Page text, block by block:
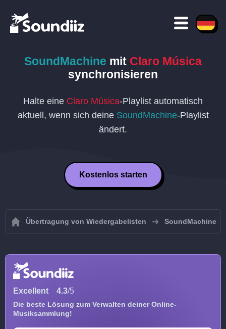
SoundMachine mit Claro Música
synchronisieren
Halte eine Claro Música-Playlist automatisch
aktuell, wenn sich deine SoundMachine-Playlist
ändert.
Kostenlos starten
Übertragung von Wiedergabelisten SoundMachine
Excellent 4.3/5
Die beste Lösung zum Verwalten deiner Online-
Musiksammlung!